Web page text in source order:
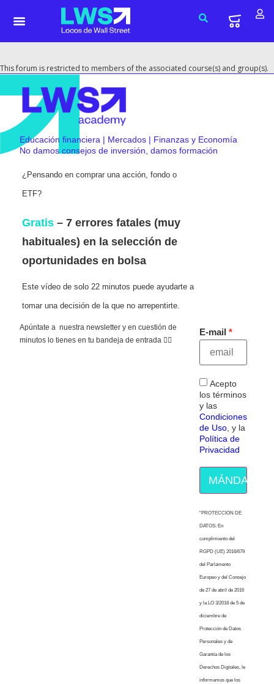
This forum is restricted to members of the associated course(s) and group(s).
Educación financiera | Mercados | Finanzas y Economía
No damos consejos de inversión, damos formación
¿Pensando en comprar una acción, fondo o
ETF?
Gratis – 7 errores fatales (muy
habituales) en la selección de
oportunidades en bolsa
Este vídeo de solo 22 minutos puede ayudarte a
tomar una decisión de la que no arrepentirte.
Apúntate a nuestra newsletter y en cuestión de
minutos lo tienes en tu bandeja de entrada 👇🏻
E-mail
Acepto
los términos
y las
Condiciones
de Uso, y la
Política de
Privacidad
MÁNDAME
“PROTECCION DE
DATOS: En
cumplimiento del
RGPD (UE) 2016/679
del Parlamento
Europeo y del Consejo
de 27 de abril de 2016
y la LO 3/2018 de 5 de
diciembre de
Protección de Datos
Personales y de
Garantía de los
Derechos Digitales, le
informamos que los